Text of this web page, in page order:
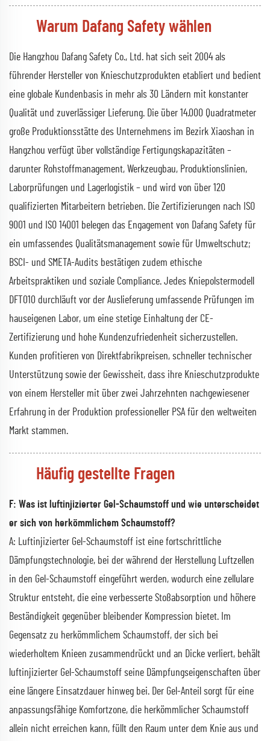
Warum Dafang Safety wählen
Die Hangzhou Dafang Safety Co., Ltd. hat sich seit 2004 als
führender Hersteller von Knieschutzprodukten etabliert und bedient
eine globale Kundenbasis in mehr als 30 Ländern mit konstanter
Qualität und zuverlässiger Lieferung. Die über 14.000 Quadratmeter
große Produktionsstätte des Unternehmens im Bezirk Xiaoshan in
Hangzhou verfügt über vollständige Fertigungskapazitäten –
darunter Rohstoffmanagement, Werkzeugbau, Produktionslinien,
Laborprüfungen und Lagerlogistik – und wird von über 120
qualifizierten Mitarbeitern betrieben. Die Zertifizierungen nach ISO
9001 und ISO 14001 belegen das Engagement von Dafang Safety für
ein umfassendes Qualitätsmanagement sowie für Umweltschutz;
BSCI- und SMETA-Audits bestätigen zudem ethische
Arbeitspraktiken und soziale Compliance. Jedes Kniepolstermodell
DFT010 durchläuft vor der Auslieferung umfassende Prüfungen im
hauseigenen Labor, um eine stetige Einhaltung der CE-
Zertifizierung und hohe Kundenzufriedenheit sicherzustellen.
Kunden profitieren von Direktfabrikpreisen, schneller technischer
Unterstützung sowie der Gewissheit, dass ihre Knieschutzprodukte
von einem Hersteller mit über zwei Jahrzehnten nachgewiesener
Erfahrung in der Produktion professioneller PSA für den weltweiten
Markt stammen.
Häufig gestellte Fragen
F: Was ist luftinjizierter Gel-Schaumstoff und wie unterscheidet
er sich von herkömmlichem Schaumstoff?
A: Luftinjizierter Gel-Schaumstoff ist eine fortschrittliche
Dämpfungstechnologie, bei der während der Herstellung Luftzellen
in den Gel-Schaumstoff eingeführt werden, wodurch eine zellulare
Struktur entsteht, die eine verbesserte Stoßabsorption und höhere
Beständigkeit gegenüber bleibender Kompression bietet. Im
Gegensatz zu herkömmlichem Schaumstoff, der sich bei
wiederholtem Knieen zusammendrückt und an Dicke verliert, behält
luftinjizierter Gel-Schaumstoff seine Dämpfungseigenschaften über
eine längere Einsatzdauer hinweg bei. Der Gel-Anteil sorgt für eine
anpassungsfähige Komfortzone, die herkömmlicher Schaumstoff
allein nicht erreichen kann, füllt den Raum unter dem Knie aus und